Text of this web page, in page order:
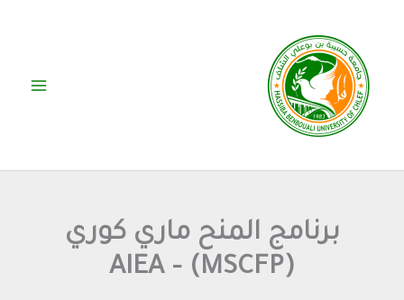
المحتوى
برنامج المنح ماري كوري
(MSCFP) – AIEA